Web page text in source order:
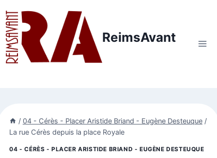
au
contenu
ReimsAvant
/ 04 - Cérès - Placer Aristide Briand - Eugène Desteuque /
La rue Cérès depuis la place Royale
04 - CÉRÈS - PLACER ARISTIDE BRIAND - EUGÈNE DESTEUQUE